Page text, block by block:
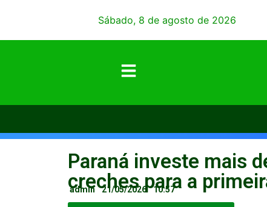
Sábado, 8 de agosto de 2026
Paraná investe mais
creches para a
admin 21/05/2026 10:57